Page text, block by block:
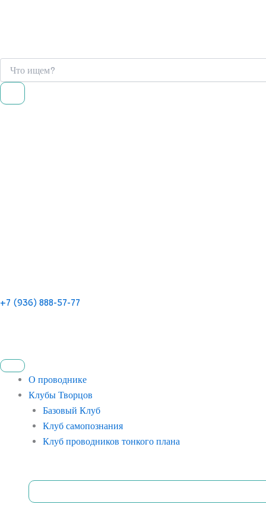
+7 (936) 888-57-77
О проводнике
Клубы Творцов
Базовый Клуб
Клуб самопознания
Клуб проводников тонкого плана